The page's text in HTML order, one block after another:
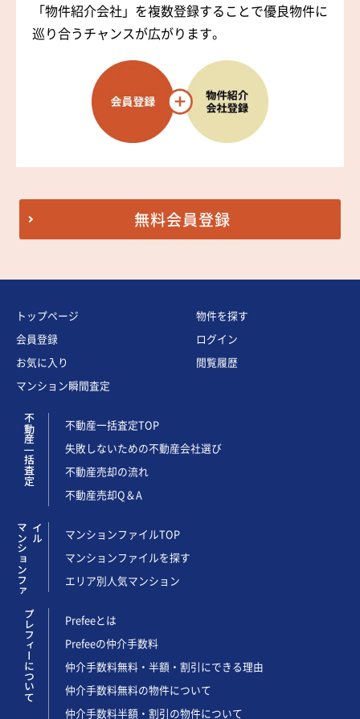
「物件紹介会社」を複数登録することで優良物件に
巡り合うチャンスが広がります。
無料会員登録
トップページ
物件を探す
会員登録
ログイン
お気に入り
閲覧履歴
マンション瞬間査定
不動産一括査定
不動産一括査定TOP
失敗しないための不動産会社選び
不動産売却の流れ
不動産売却Q＆A
マ
ン
シ
ョ
ン
フ
ァ
イ ル
マンションファイルTOP
マンションファイルを探す
エリア別人気マンション
プレフィーについて
Prefeeとは
Prefeeの仲介手数料
仲介手数料無料・半額・割引にできる理由
仲介手数料無料の物件について
仲介手数料半額・割引の物件について